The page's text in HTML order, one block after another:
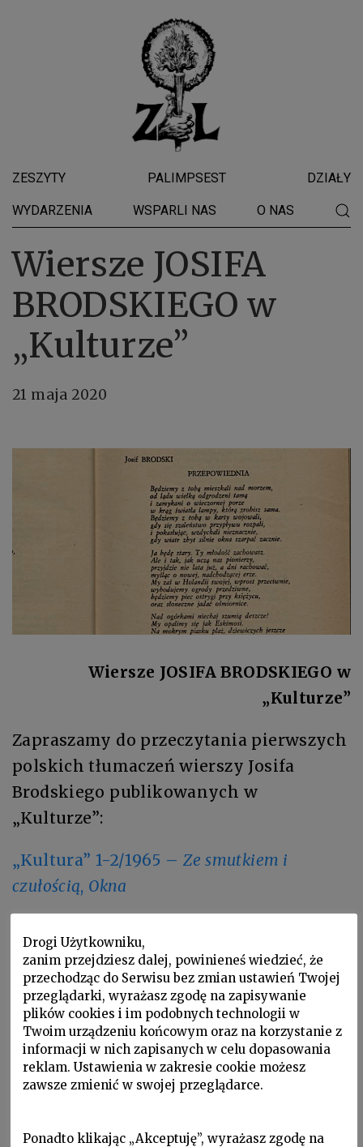
ZESZYTY PALIMPSEST DZIAŁY
WYDARZENIA WSPARLI NAS O NAS
Wiersze JOSIFA
BRODSKIEGO w
„Kulturze”
21 maja 2020
Wiersze JOSIFA BRODSKIEGO w
„Kulturze”
Zapraszamy do przeczytania pierwszych
polskich tłumaczeń wierszy Josifa
Brodskiego publikowanych w
„Kulturze”:
„Kultura” 1-2/1965 –Ze smutkiem i
czułością, Okna
Drogi Użytkowniku,
zanim przejdziesz dalej, powinieneś wiedzieć, że
przechodząc do Serwisu bez zmian ustawień Twojej
przeglądarki, wyrażasz zgodę na zapisywanie
plików cookies i im podobnych technologii w
Twoim urządzeniu końcowym oraz na korzystanie z
informacji w nich zapisanych w celu dopasowania
reklam. Ustawienia w zakresie cookie możesz
zawsze zmienić w swojej przeglądarce.
Ponadto klikając „Akceptuję”, wyrażasz zgodę na